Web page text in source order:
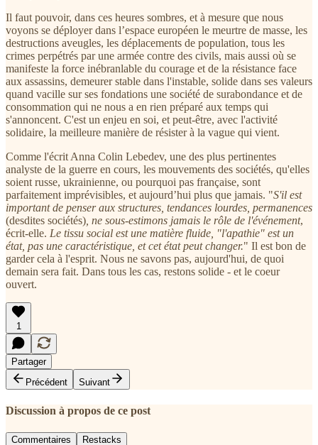
Il faut pouvoir, dans ces heures sombres, et à mesure que nous
voyons se déployer dans l’espace européen le meurtre de masse, les
destructions aveugles, les déplacements de population, tous les
crimes perpétrés par une armée contre des civils, mais aussi où se
manifeste la force inébranlable du courage et de la résistance face
aux assassins, demeurer stable dans l'instable, solide dans ses valeurs
quand vacille sur ses fondations une société de surabondance et de
consommation qui ne nous a en rien préparé aux temps qui
s'annoncent. C'est un enjeu en soi, et peut-être, avec l'activité
solidaire, la meilleure manière de résister à la vague qui vient.
Comme l'écrit Anna Colin Lebedev, une des plus pertinentes
analyste de la guerre en cours, les mouvements des sociétés, qu'elles
soient russe, ukrainienne, ou pourquoi pas française, sont
parfaitement imprévisibles, et aujourd’hui plus que jamais. "S'il est
important de penser aux structures, tendances lourdes, permanences
(desdites sociétés) , ne sous-estimons jamais le rôle de l'événement,
écrit-elle. Le tissu social est une matière fluide, "l'apathie" est un
état, pas une caractéristique, et cet état peut changer." Il est bon de
garder cela à l'esprit. Nous ne savons pas, aujourd'hui, de quoi
demain sera fait. Dans tous les cas, restons solide - et le coeur
ouvert.
1
Partager
Précédent
Suivant
Discussion à propos de ce post
Commentaires Restacks